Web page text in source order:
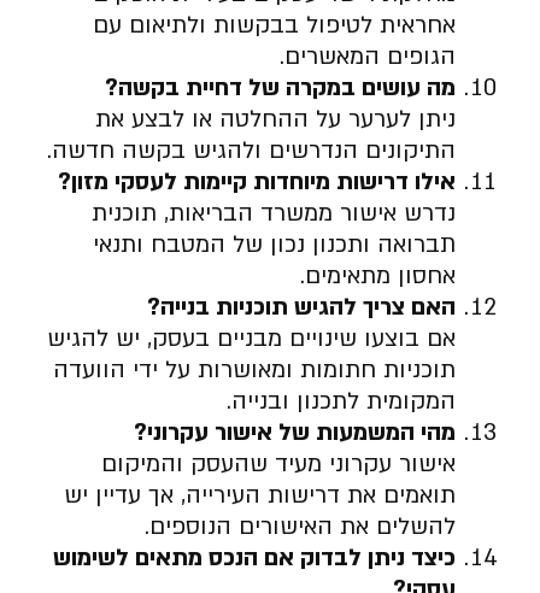
אחראית לטיפול בבקשות ולתיאום עם
הגופים המאשרים.
מה עושים במקרה של דחיית בקשה?
ניתן לערער על ההחלטה או לבצע את
התיקונים הנדרשים ולהגיש בקשה חדשה.
אילו דרישות מיוחדות קיימות לעסקי מזון?
נדרש אישור ממשרד הבריאות, תוכנית
תברואה ותכנון נכון של המטבח ותנאי
אחסון מתאימים.
האם צריך להגיש תוכניות בנייה?
אם בוצעו שינויים מבניים בעסק, יש להגיש
תוכניות חתומות ומאושרות על ידי הוועדה
המקומית לתכנון ובנייה.
מהי המשמעות של אישור עקרוני?
אישור עקרוני מעיד שהעסק והמיקום
תואמים את דרישות העירייה, אך עדיין יש
להשלים את האישורים הנוספים.
כיצד ניתן לבדוק אם הנכס מתאים לשימוש